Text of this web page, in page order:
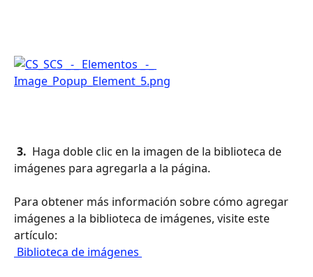
3. Haga doble clic en la imagen de la biblioteca de
imágenes para agregarla a la página.
Para obtener más información sobre cómo agregar
imágenes a la biblioteca de imágenes, visite este
artículo:
Biblioteca de imágenes